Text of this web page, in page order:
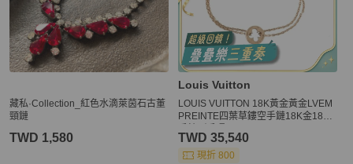
藏私·Collection_紅色水滴萊茵石古董
頸鏈
TWD 1,580
Louis Vuitton
LOUIS VUITTON 18K黃金黃金LVEM
PREINTE四葉草鏤空手鏈18K金18K
TWD 35,540
現折 800